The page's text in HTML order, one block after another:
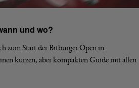
und wo?
zum Start der Bitburger Open in
kurzen, aber kompakten Guide mit allen